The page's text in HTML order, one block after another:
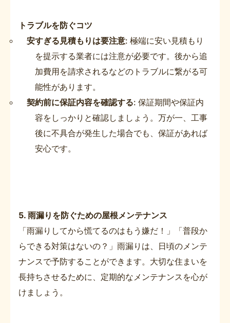
トラブルを防ぐコツ
安すぎる見積もりは要注意: 極端に安い見積もり
を提示する業者には注意が必要です。後から追
加費用を請求されるなどのトラブルに繋がる可
能性があります。
契約前に保証内容を確認する: 保証期間や保証内
容をしっかりと確認しましょう。万が一、工事
後に不具合が発生した場合でも、保証があれば
安心です。
5. 雨漏りを防ぐための屋根メンテナンス
「雨漏りしてから慌てるのはもう嫌だ！」「普段か
らできる対策はないの？」雨漏りは、日頃のメンテ
ナンスで予防することができます。大切な住まいを
長持ちさせるために、定期的なメンテナンスを心が
けましょう。